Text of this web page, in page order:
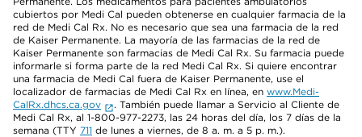
cubiertos por Medi Cal pueden obtenerse en cualquier farmacia de la
red de Medi Cal Rx. No es necesario que sea una farmacia de la red
de Kaiser Permanente. La mayoría de las farmacias de la red de
Kaiser Permanente son farmacias de Medi Cal Rx. Su farmacia puede
informarle si forma parte de la red Medi Cal Rx. Si quiere encontrar
una farmacia de Medi Cal fuera de Kaiser Permanente, use el
localizador de farmacias de Medi Cal Rx en línea, en www.Medi-
CalRx.dhcs.ca.gov
. También puede llamar a Servicio al Cliente de
Medi Cal Rx, al 1-800-977-2273, las 24 horas del día, los 7 días de la
semana (TTY 711 de lunes a viernes, de 8 a. m. a 5 p. m.).